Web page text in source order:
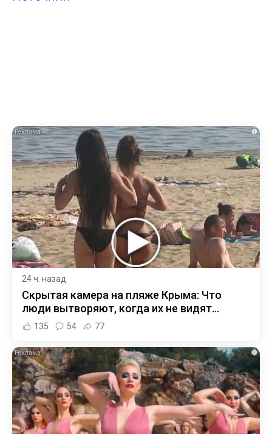
i
24 ч. назад
Скрытая камера на пляже Крыма: Что
люди вытворяют, когда их не видят...
135 54 77
i